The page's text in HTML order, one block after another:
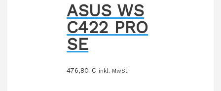
ASUS WS
C422 PRO
SE
476,80€ inkl. MwSt.